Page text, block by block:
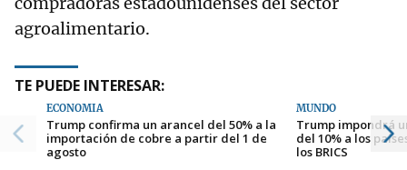
agroalimentario.
TE PUEDE INTERESAR:
ECONOMÍA
Trump confirma un arancel del 50% a la
importación de cobre a partir del 1 de
agosto
MUNDO
Trump impondrá
del 10% a los
los BRICS